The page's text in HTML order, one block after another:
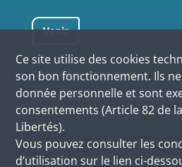
Venir
Découvrez également
Archives d'Alsace - Strasbourg
Mentions légales
Politique
Ce site utilise des cookies
son bon fonctionnement. Ils
donnée personnelle et sont
consentements (Article 82 de
Libertés).
Vous pouvez consulter les
d’utilisation sur le lien ci-